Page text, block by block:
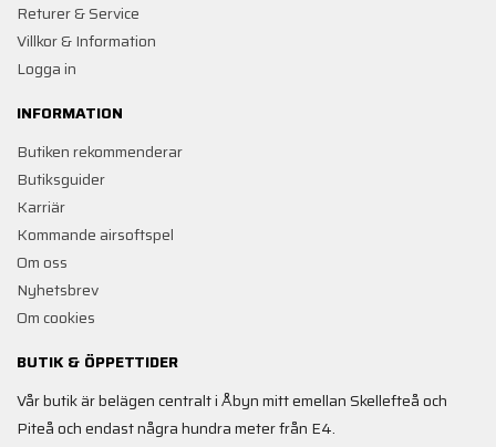
Returer & Service
Villkor & Information
Logga in
INFORMATION
Butiken rekommenderar
Butiksguider
Karriär
Kommande airsoftspel
Om oss
Nyhetsbrev
Om cookies
BUTIK & ÖPPETTIDER
Vår butik är belägen centralt i Åbyn mitt emellan Skellefteå och
Piteå och endast några hundra meter från E4.